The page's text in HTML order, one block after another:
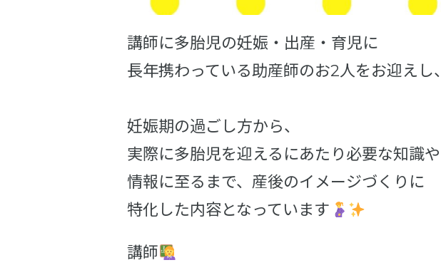
講師に多胎児の妊娠・出産・育児に
長年携わっている助産師のお2人をお迎えし、
妊娠期の過ごし方から、
実際に多胎児を迎えるにあたり必要な知識や
情報に至るまで、産後のイメージづくりに
特化した内容となっています
講師